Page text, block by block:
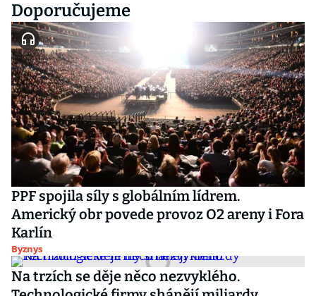
Doporučujeme
PPF spojila síly s globálním lídrem.
Americký obr povede provoz O2 areny i Fora
Karlín
Byznys
Na trzích se děje něco nezvyklého.